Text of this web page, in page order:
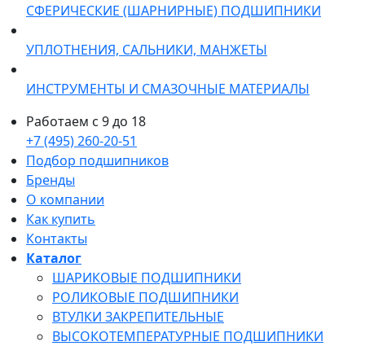
СФЕРИЧЕСКИЕ (ШАРНИРНЫЕ) ПОДШИПНИКИ
УПЛОТНЕНИЯ, САЛЬНИКИ, МАНЖЕТЫ
ИНСТРУМЕНТЫ И СМАЗОЧНЫЕ МАТЕРИАЛЫ
Работаем с 9 до 18
+7 (495) 260-20-51
Подбор подшипников
Бренды
О компании
Как купить
Контакты
Каталог
ШАРИКОВЫЕ ПОДШИПНИКИ
РОЛИКОВЫЕ ПОДШИПНИКИ
ВТУЛКИ ЗАКРЕПИТЕЛЬНЫЕ
ВЫСОКОТЕМПЕРАТУРНЫЕ ПОДШИПНИКИ